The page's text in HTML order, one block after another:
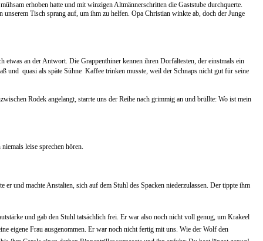
erhoben hatte und mit winzigen Altmännerschritten die Gaststube durchquerte.
Tisch sprang auf, um ihm zu helfen. Opa Christian winkte ab, doch der Junge
an der Antwort. Die Grappenthiner kennen ihren Dorfältesten, der einstmals ein
 quasi als späte Sühne  Kaffee trinken musste, weil der Schnaps nicht gut für seine
Rodek angelangt, starrte uns der Reihe nach grimmig an und brüllte: Wo ist mein
leise sprechen hören.
er und machte Anstalten, sich auf dem Stuhl des Spacken niederzulassen. Der tippte ihm
und gab den Stuhl tatsächlich frei. Er war also noch nicht voll genug, um Krakeel
eigene Frau ausgenommen. Er war noch nicht fertig mit uns. Wie der Wolf den